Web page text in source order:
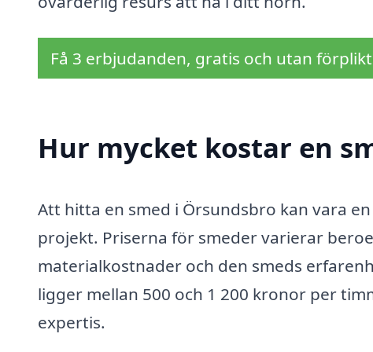
Få 3 erbjudanden, gratis och utan
Hur mycket kostar en
Att hitta en smed i Örsundsbro kan vara
projekt. Priserna för smeder varierar
materialkostnader och den smeds
ligger mellan 500 och 1 200 kronor per
expertis.